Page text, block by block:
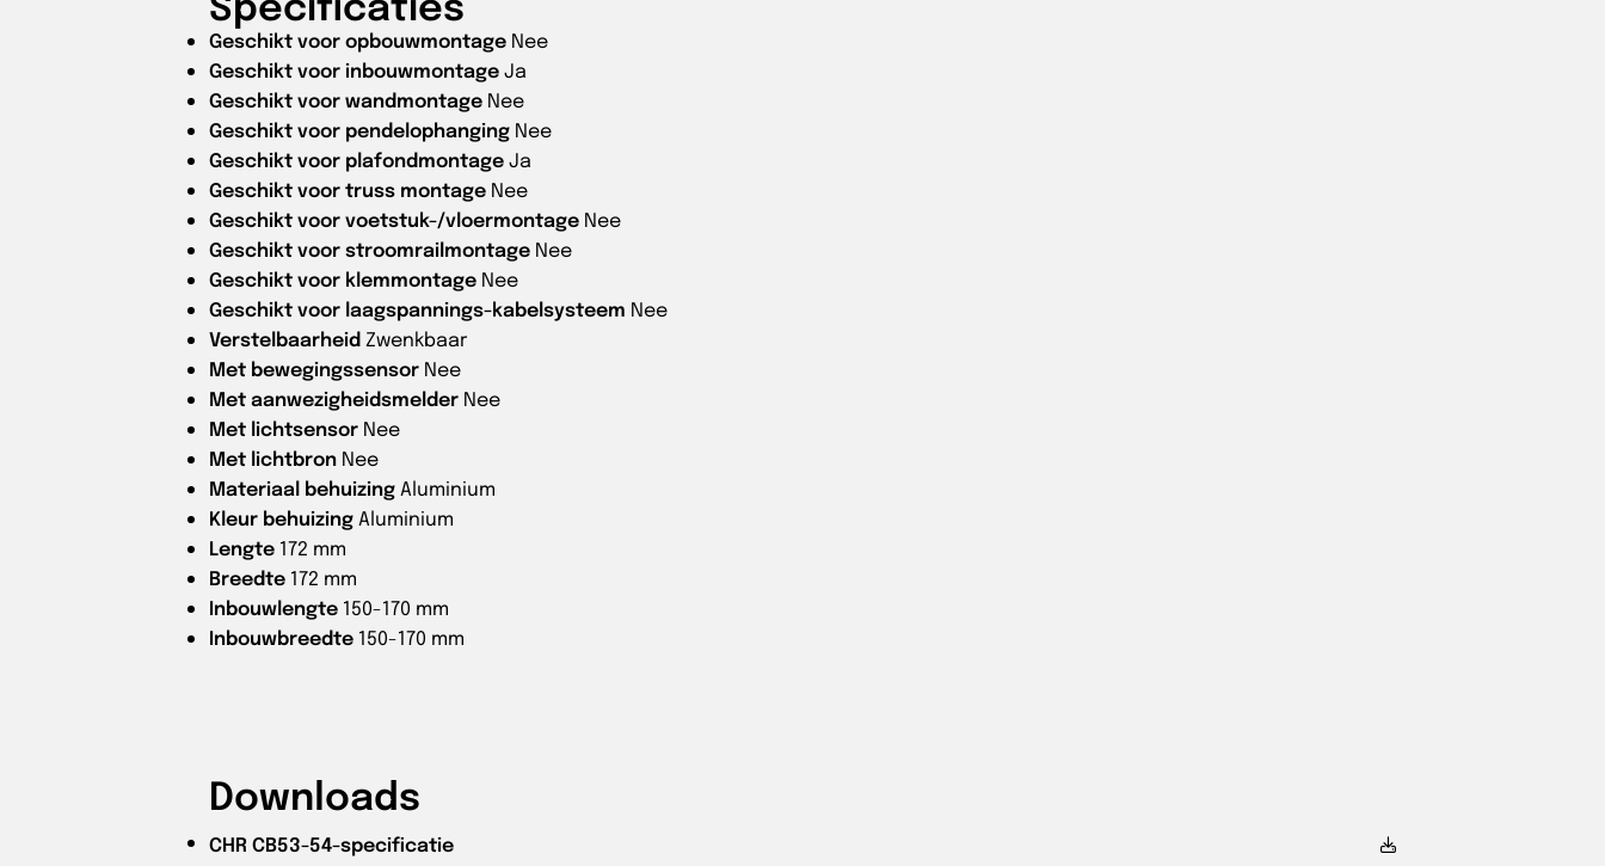
Geschikt voor opbouwmontage Nee
Geschikt voor inbouwmontageJa
Geschikt voor wandmontage Nee
Geschikt voor pendelophanging Nee
Geschikt voor plafondmontageJa
Geschikt voor truss montage Nee
Geschikt voor voetstuk-/vloermontage Nee
Geschikt voor stroomrailmontage Nee
Geschikt voor klemmontage Nee
Geschikt voor laagspannings-kabelsysteem Nee
VerstelbaarheidZwenkbaar
Met bewegingssensor Nee
Met aanwezigheidsmelder Nee
Met lichtsensor Nee
Met lichtbron Nee
Materiaal behuizingAluminium
Kleur behuizingAluminium
Lengte 172 mm
Breedte 172 mm
Inbouwlengte 150-170 mm
Inbouwbreedte 150-170 mm
Downloads
CHRCB53-54-specificatie